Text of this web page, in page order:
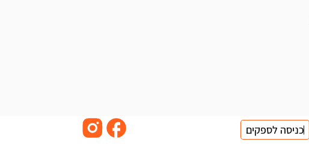
כניסה לספקים